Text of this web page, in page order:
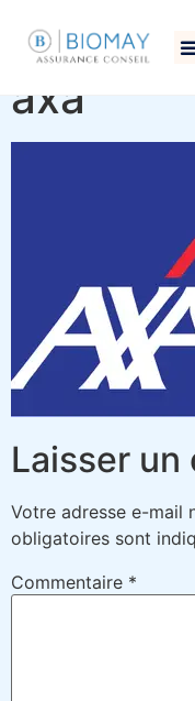
axa
Laisser un
Votre adresse e-mail
obligatoires sont
Commentaire *